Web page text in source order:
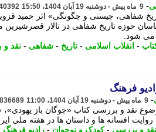
- 9 ماه پیش - دوشنبه 19 آبان 1404، 15:50
شفاهی، چیستی و چگونگی» اثر حمید
حوزه تاریخ شفاهی در تالار قصرشیرین
می شود.
- انقلاب اسلامی - تاریخ - شفاهی - نقد
فرهنگ
- 9 ماه پیش - دوشنبه 19 آبان 1404، 11:00
نقد و بررسی کتاب «چوگان باز
افسانه ها و داستان ها در هفته ملی
نقد و بررسی -کودک و نوجوان - رادیو فرهنگ